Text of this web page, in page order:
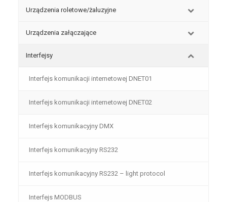
Urządzenia roletowe/żaluzyjne
Urządzenia załączające
Interfejsy
Interfejs komunikacji internetowej DNET01
Interfejs komunikacji internetowej DNET02
Interfejs komunikacyjny DMX
Interfejs komunikacyjny RS232
Interfejs komunikacyjny RS232 – light protocol
Interfejs MODBUS